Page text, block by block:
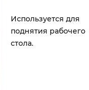
Используется для
поднятия рабочего
стола.